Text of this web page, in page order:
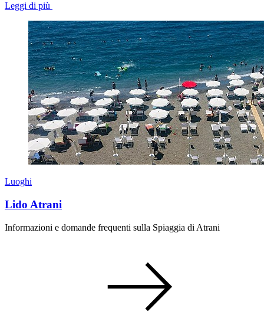
Leggi di più
Luoghi
Lido Atrani
Informazioni e domande frequenti sulla Spiaggia di Atrani